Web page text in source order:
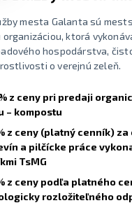
mesta Galanta sú
organizáciou, ktorá
hospodárstva,
o verejnú zeleň.
z ceny pri predaji
– kompostu
z ceny (platný cenník) za
a pilčícke práce
TsMG
z ceny podľa platného
rozložiteľného